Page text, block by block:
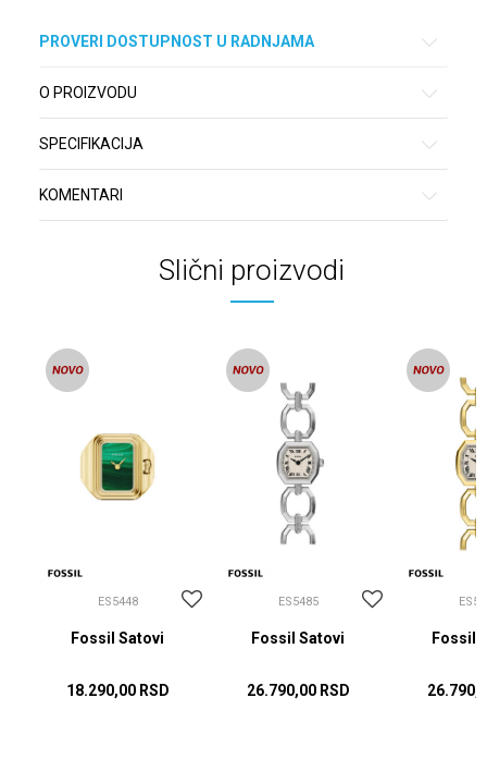
PROVERI DOSTUPNOST U RADNJAMA
O PROIZVODU
SPECIFIKACIJA
KOMENTARI
Slični proizvodi
ES5448
Fossil Satovi
18.290,00 RSD
ES5485
Fossil Satovi
26.790,00 RSD
Fossil